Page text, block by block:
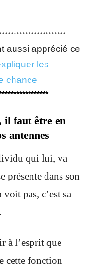
aussi apprécié ce
les
chance
il faut être en
antennes
qui lui, va
présente dans son
pas, c’est sa
.
à l’esprit que
cette fonction